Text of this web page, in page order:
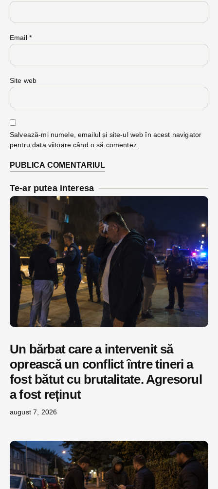
Email *
Site web
Salvează-mi numele, emailul și site-ul web în acest navigator
pentru data viitoare când o să comentez.
Te-ar putea interesa
Un bărbat care a intervenit să
oprească un conflict între tineri a
fost bătut cu brutalitate. Agresorul
a fost reținut
august 7, 2026